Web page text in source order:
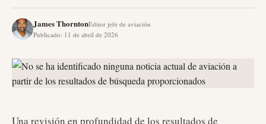
James ThorntonEditor jefe de aviación
Publicado: 11 de abril de 2026
Una revisión en profundidad de los resultados de